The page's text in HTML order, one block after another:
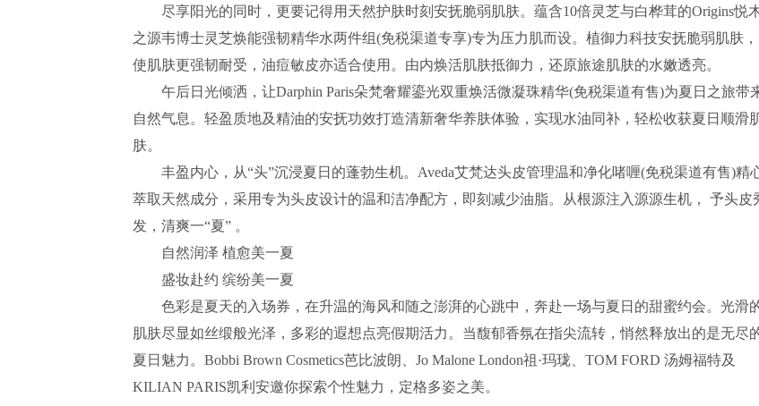
尽享阳光的同时，更要记得用天然护肤时刻安抚脆弱肌肤。蕴含10倍灵芝与白桦茸的Origins悦
之源韦博士灵芝焕能强韧精华水两件组(免税渠道专享)专为压力肌而设。植御力科技安抚脆弱肌肤，
使肌肤更强韧耐受，油痘敏皮亦适合使用。由内焕活肌肤抵御力，还原旅途肌肤的水嫩透亮。
午后日光倾洒，让Darphin Paris朵梵奢耀鎏光双重焕活微凝珠精华(免税渠道有售)为夏日之旅带
自然气息。轻盈质地及精油的安抚功效打造清新奢华养肤体验，实现水油同补，轻松收获夏日顺滑
肤。
丰盈内心，从“头”沉浸夏日的蓬勃生机。Aveda艾梵达头皮管理温和净化啫喱(免税渠道有售)精
萃取天然成分，采用专为头皮设计的温和洁净配方，即刻减少油脂。从根源注入源源生机， 予头皮
发，清爽一“夏” 。
自然润泽 植愈美一夏
盛妆赴约 缤纷美一夏
色彩是夏天的入场券，在升温的海风和随之澎湃的心跳中，奔赴一场与夏日的甜蜜约会。光滑
肌肤尽显如丝缎般光泽，多彩的遐想点亮假期活力。当馥郁香氛在指尖流转，悄然释放出的是无尽
夏日魅力。Bobbi Brown Cosmetics芭比波朗、Jo Malone London祖·玛珑、TOM FORD 汤姆福特及
KILIAN PARIS凯利安邀你探索个性魅力，定格多姿之美。